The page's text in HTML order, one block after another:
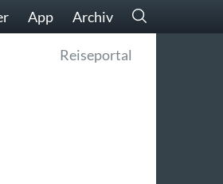
App Archiv
Reiseportal